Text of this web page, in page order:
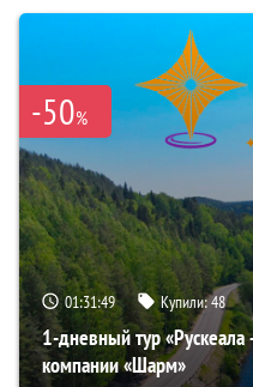
-50%
01:31:48 Купили:48
1-дневный тур
компании «Шарм»